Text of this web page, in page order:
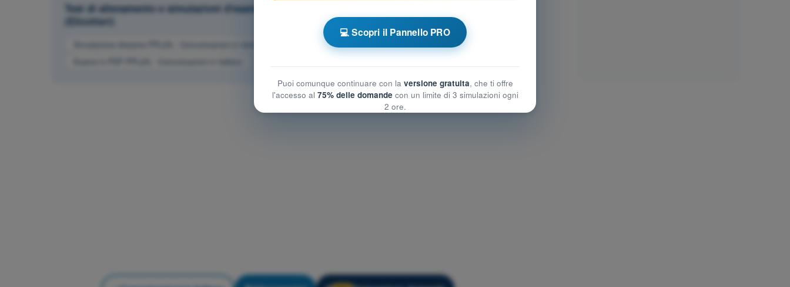
Test di allenamento e simulazioni d'esame a tempo PPL(H) - Licenza Pilota Privato
(Elicotteri)
Allenamento PPL(H) - Comunicazioni in italiano
💻 Scopri il Pannello PRO
Puoi comunque continuare con la versione gratuita, che ti offre
l'accesso al 75% delle domande con un limite di 3 simulazioni ogni
2 ore.